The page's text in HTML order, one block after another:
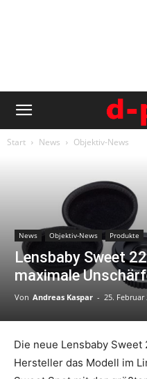
Start News Objektiv-News
News Objektiv-News Produkte
Lensbaby Sweet
maximale
Von Andreas Kaspar - 25. Februar
Die neue Lensbaby
Hersteller das Modell im